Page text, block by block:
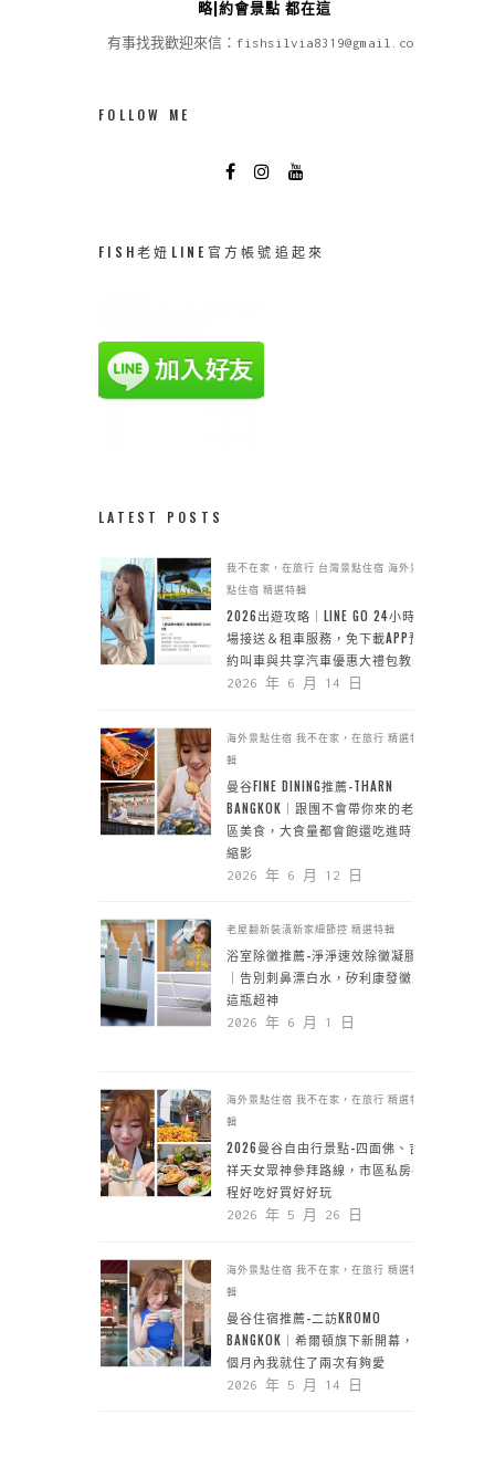
略|約會景點 都在這
有事找我歡迎來信：fishsilvia8319@gmail.com
FOLLOW ME
FISH老妞LINE官方帳號追起來
LATEST POSTS
我不在家，在旅行 台灣景點住宿 海外景
點住宿 精選特輯
2026出遊攻略｜LINE GO 24小時機
場接送＆租車服務，免下載APP預
約叫車與共享汽車優惠大禮包教學
2026 年 6 月 14 日
海外景點住宿 我不在家，在旅行 精選特
輯
曼谷FINE DINING推薦-THARN
BANGKOK｜跟團不會帶你來的老城
區美食，大食量都會飽還吃進時空
縮影
2026 年 6 月 12 日
老屋翻新裝潢新家細節控 精選特輯
浴室除黴推薦-淨淨速效除黴凝膠
｜告別刺鼻漂白水，矽利康發黴靠
這瓶超神
2026 年 6 月 1 日
海外景點住宿 我不在家，在旅行 精選特
輯
2026曼谷自由行景點-四面佛、吉
祥天女眾神參拜路線，市區私房行
程好吃好買好好玩
2026 年 5 月 26 日
海外景點住宿 我不在家，在旅行 精選特
輯
曼谷住宿推薦-二訪KROMO
BANGKOK｜希爾頓旗下新開幕，一
個月內我就住了兩次有夠愛
2026 年 5 月 14 日